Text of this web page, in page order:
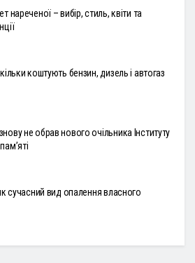
нареченої – вибір, стиль, квіти та
коштують бензин, дизель і автогаз
не обрав нового очільника Інституту
сучасний вид опалення власного